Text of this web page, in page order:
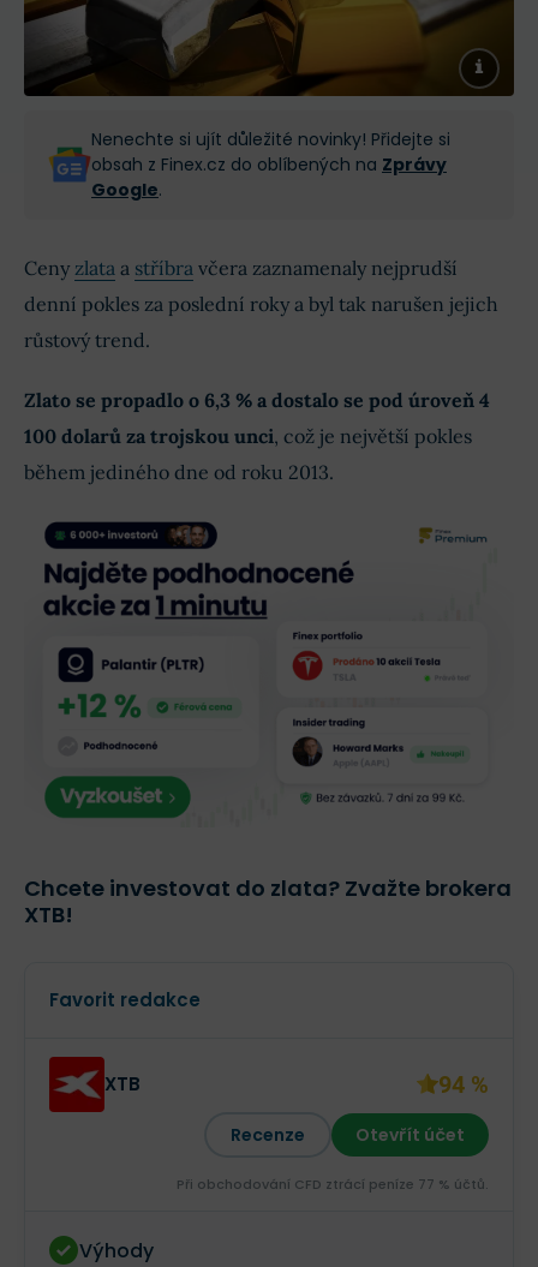
Nenechte si ujít důležité novinky! Přidejte si
obsah z Finex.cz do oblíbených na Zprávy
Google.
Ceny zlata a stříbra včera zaznamenaly nejprudší
denní pokles za poslední roky a byl tak narušen jejich
růstový trend.
Zlato se propadlo o 6,3 % a dostalo se pod úroveň 4
100 dolarů za trojskou unci, což je největší pokles
během jediného dne od roku 2013.
Chcete investovat do zlata? Zvažte brokera
XTB!
Favorit redakce
XTB 94 %
Recenze Otevřít účet
Při obchodování CFD ztrácí peníze 77 % účtů.
Výhody